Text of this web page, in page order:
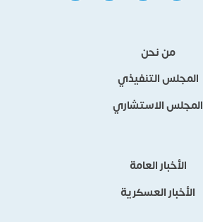
من نحن
المجلس التنفيذي
المجلس الاستشاري
الأخبار العامة
الأخبار العسكرية